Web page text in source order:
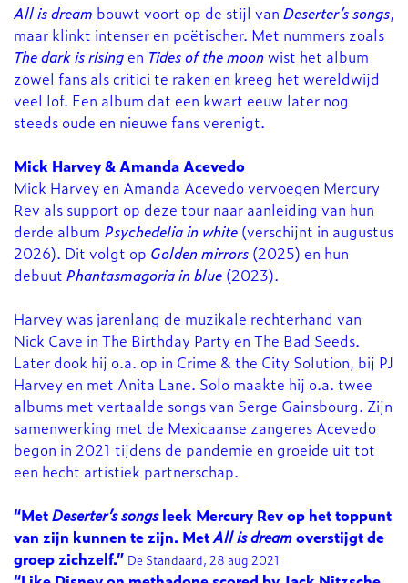
All is dream bouwt voort op de stijl van Deserter’s songs,
maar klinkt intenser en poëtischer. Met nummers zoals
The dark is rising en Tides of the moonwist het album
zowel fans als critici te raken en kreeg het wereldwijd
veel lof. Een album dat een kwart eeuw later nog
steeds oude en nieuwe fans verenigt.
Mick Harvey & Amanda Acevedo
Mick Harvey en Amanda Acevedo vervoegen Mercury
Rev als support op deze tour naar aanleiding van hun
derde album Psychedelia in white (verschijnt in augustus
2026). Dit volgt op Golden mirrors (2025) en hun
debuut Phantasmagoria in blue (2023).
Harvey was jarenlang de muzikale rechterhand van
Nick Cave in The Birthday Party en The Bad Seeds.
Later dook hij o.a. op in Crime & the City Solution, bij PJ
Harvey en met Anita Lane. Solo maakte hij o.a. twee
albums met vertaalde songs van Serge Gainsbourg. Zijn
samenwerking met de Mexicaanse zangeres Acevedo
begon in 2021 tijdens de pandemie en groeide uit tot
een hecht artistiek partnerschap.
“MetDeserter’s songsleek Mercury Rev op het toppunt
van zijn kunnen te zijn. MetAll is dreamoverstijgt de
groep zichzelf.” De Standaard, 28 aug 2021